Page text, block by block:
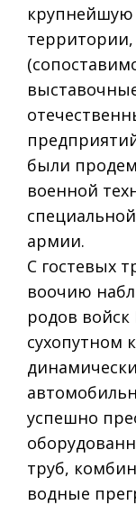
крупнейшую
были
военной
армии.
С гостевых
воочию
родов
сухопутном
успешно
труб,
водные